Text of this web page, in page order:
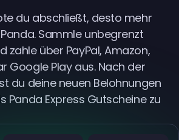
du abschließt, desto mehr
Sammle unbegrenzt
zahle über PayPal, Amazon,
Google Play aus. Nach der
du deine neuen Belohnungen
Panda Express Gutscheine zu